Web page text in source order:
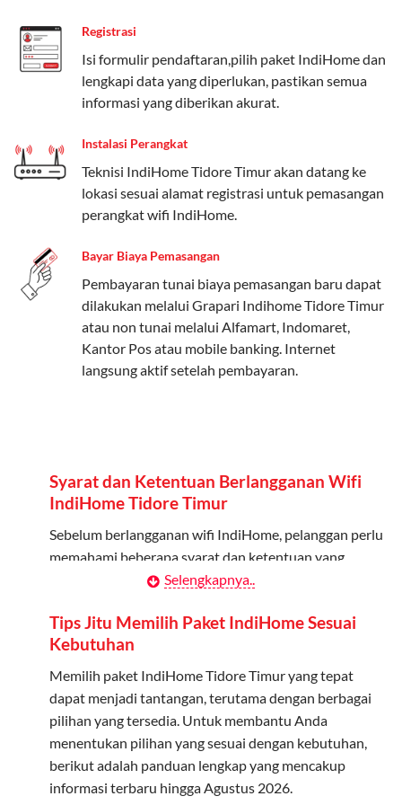
Complete untuk yang menginginkan fitur lengkap,
dan Paket Dynamic IP untuk pengguna yang
memprioritaskan kecepatan internet tinggi.
Salah satu fitur unggulan Telkomsel One adalah Paket
Kuota Keluarga. Dengan kuota hingga 30 GB, Anda
bisa membagikan internet kepada anggota keluarga
atau teman tanpa perlu khawatir kehabisan kuota.
Kuota Keluarga 30 GB
Kuota ini dapat digunakan secara bersama-sama oleh
Admin (pelanggan utama) dan anggota yang terdaftar.
Bisa Dibagi Hingga 5 Anggota
Kuota keluarga bisa digunakan di seluruh Indonesia
Tidak Berlaku untuk Roaming
Kuota ini hanya bisa digunakan di dalam negeri.
Cara Menggunakan Kuota Keluarga
Daftarkan Anggota: Admin dapat mendaftarkan anggota
melalui aplikasi MyTelkomsel atau website Telkomsel One.
Bagikan Kuota: Setelah terdaftar, anggota bisa langsung
menggunakan kuota keluarga.
Pantau Penggunaan: Admin dapat memantau penggunaan
Registrasi
Isi formulir pendaftaran,pilih paket IndiHome dan
lengkapi data yang diperlukan, pastikan semua
informasi yang diberikan akurat.
Instalasi Perangkat
Teknisi IndiHome Tidore Timur akan datang ke
lokasi sesuai alamat registrasi untuk pemasangan
perangkat wifi IndiHome.
Bayar Biaya Pemasangan
Pembayaran tunai biaya pemasangan baru dapat
dilakukan melalui Grapari Indihome Tidore Timur
atau non tunai melalui Alfamart, Indomaret,
Kantor Pos atau mobile banking. Internet
langsung aktif setelah pembayaran.
Syarat dan Ketentuan Berlangganan Wifi
IndiHome Tidore Timur
Sebelum berlangganan wifi IndiHome, pelanggan perlu
memahami beberapa syarat dan ketentuan yang
Kontrak Berlangganan
Pelanggan harus menandatangani Kontrak
Berlangganan yang mencakup data pelanggan, jenis
layanan indihome Tidore Timur yang dipilih, serta
syarat dan ketentuan yang berlaku. Kontrak ini dapat
diubah atau ditambah sesuai kebutuhan.
Biaya Pasang Baru (PSB)
Selengkapnya..
Tips Jitu Memilih Paket IndiHome Sesuai
Kebutuhan
Memilih paket IndiHome Tidore Timur yang tepat
dapat menjadi tantangan, terutama dengan berbagai
pilihan yang tersedia. Untuk membantu Anda
menentukan pilihan yang sesuai dengan kebutuhan,
berikut adalah panduan lengkap yang mencakup
informasi terbaru hingga Agustus 2026.